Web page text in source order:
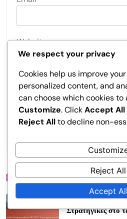
Website
Save my name, email, and
for the next time I comment.
Related News
Κύπελλο
Στρατηγικές στο
We respect your privacy
Cookies help us improve
personalized content, and
can choose which cookies
Customize. ClickAccept All
Reject Allto decline non-
Reject All
Accept All